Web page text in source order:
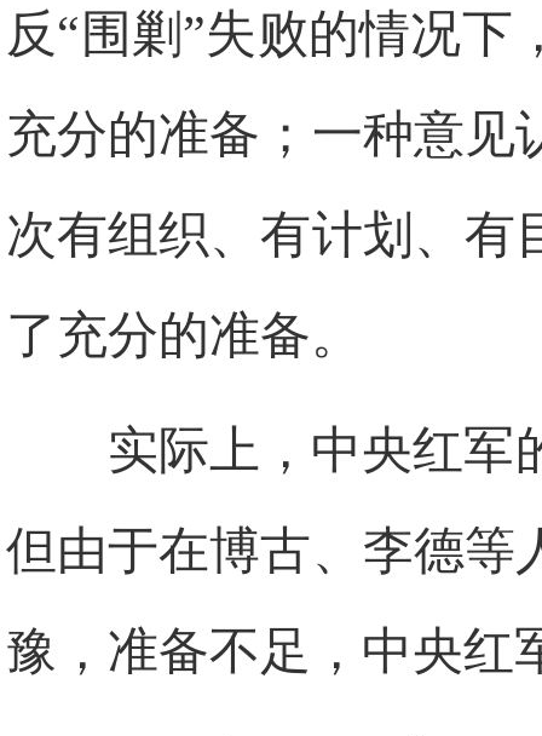
反“围剿”失败的情况
充分的准备；一种意见
次有组织、有计划、有
了充分的准备。
实际上，中央红军
但由于在博古、李德等
豫，准备不足，中央红